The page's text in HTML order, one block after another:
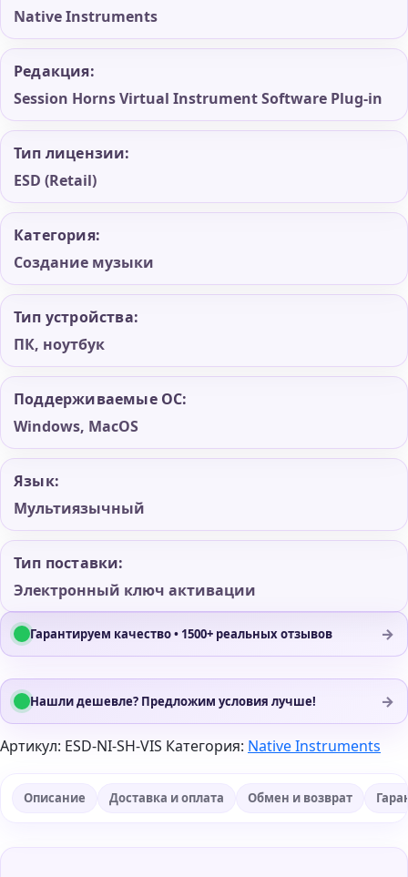
Native Instruments
Редакция:
Session Horns Virtual Instrument Software Plug-in
Тип лицензии:
ESD (Retail)
Категория:
Создание музыки
Тип устройства:
ПК, ноутбук
Поддерживаемые ОС:
Windows, MacOS
Язык:
Мультиязычный
Тип поставки:
Электронный ключ активации
Гарантируем качество • 1500+ реальных отзывов →
Нашли дешевле? Предложим условия лучше! →
Артикул: ESD-NI-SH-VIS Категория: Native Instruments
Описание Доставка и оплата Обмен и возврат